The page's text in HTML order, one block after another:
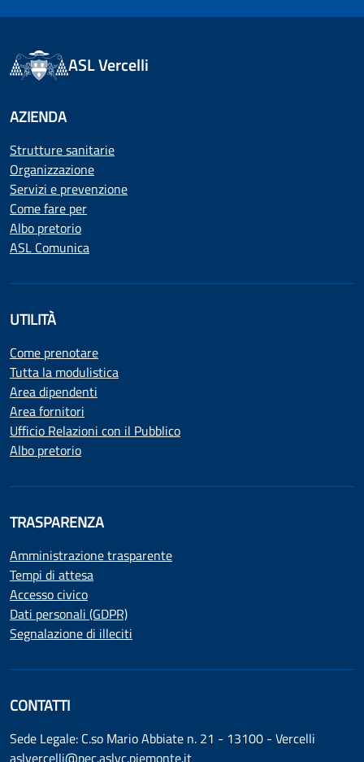
ASL Vercelli
AZIENDA
Strutture sanitarie
Organizzazione
Servizi e prevenzione
Come fare per
Albo pretorio
ASL Comunica
UTILITÀ
Come prenotare
Tutta la modulistica
Area dipendenti
Area fornitori
Ufficio Relazioni con il Pubblico
Albo pretorio
TRASPARENZA
Amministrazione trasparente
Tempi di attesa
Accesso civico
Dati personali (GDPR)
Segnalazione di illeciti
CONTATTI
Sede Legale: C.so Mario Abbiate n. 21 - 13100 - Vercelli
aslvercelli@pec.aslvc.piemonte.it